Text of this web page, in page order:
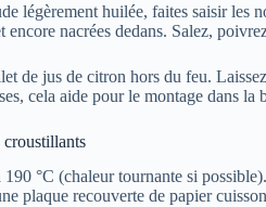
légèrement huilée, faites saisir les
encore nacrées dedans. Salez,
de jus de citron hors du feu.
cela aide pour le montage dans la
°C (chaleur tournante si
plaque recouverte de papier